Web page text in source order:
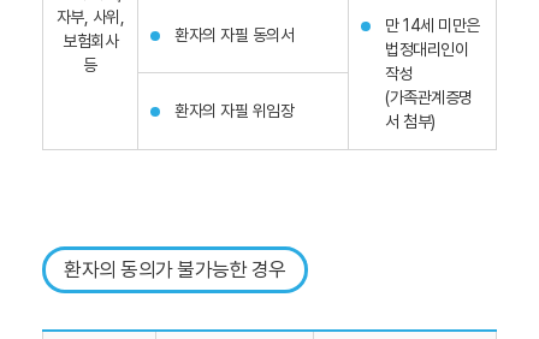
자부, 사위,
보험회사
등
환자의 자필 동의서
만 14세 미만은
법정대리인이
작성
(가족관계증명
서 첨부)
환자의 자필 위임장
환자의 동의가 불가능한 경우